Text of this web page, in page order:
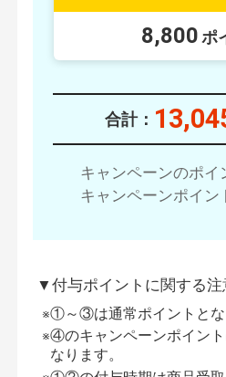
8,800 ポ
合計：
キャンペーンのポイ
キャンペーンポイン
▼付与ポイントに関する注
※①～③は通常ポイントとな
※④のキャンペーンポイン
なります。